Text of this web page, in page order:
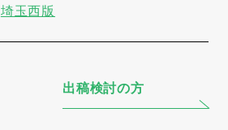
埼玉西版
出稿検討の方